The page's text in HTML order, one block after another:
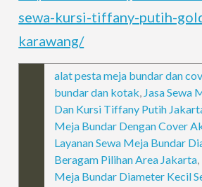
sewa-kursi-tiffany-putih-
karawang/
alat pesta meja bundar dan
bundar dan kotak, Jasa Sewa
Dan Kursi Tiffany Putih
Meja Bundar Dengan Cover
Layanan Sewa Meja Bundar
Beragam Pilihan Area Jakarta,
Meja Bundar Diameter Kecil